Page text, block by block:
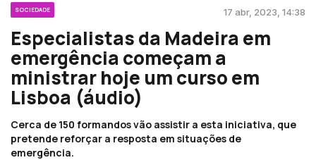
SOCIEDADE 17 abr, 2023, 14:38
Especialistas da Madeira em
emergência começam a
ministrar hoje um curso em
Lisboa (áudio)
Cerca de 150 formandos vão assistir a esta iniciativa, que
pretende reforçar a resposta em situações de
emergência.